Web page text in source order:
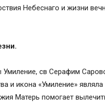
Небеснаго и жизни
св Серафим
и икона «Умиление»
Матерь помогает